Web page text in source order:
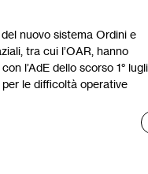
nuovo sistema Ordini e
tra cui l’OAR, hanno
l’AdE dello scorso 1°
le difficoltà operative